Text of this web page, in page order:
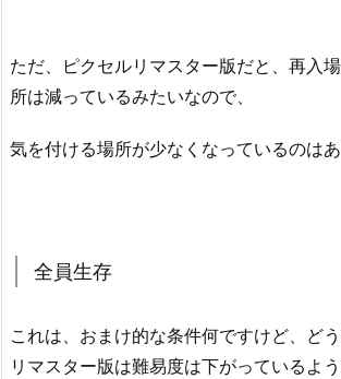
ただ、ピクセルリマスター版だと、再入
所は減っているみたいなので、
気を付ける場所が少なくなっているのは
全員生存
これは、おまけ的な条件何ですけど、ど
リマスター版は難易度は下がっているよう